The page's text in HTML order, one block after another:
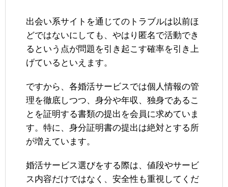
出会い系サイトを通じてのトラブルは以前ほ
どではないにしても、やはり匿名で活動でき
るという点が問題を引き起こす確率を引き上
げているといえます。
ですから、各婚活サービスでは個人情報の管
理を徹底しつつ、身分や年収、独身であるこ
とを証明する書類の提出を会員に求めていま
す。特に、身分証明書の提出は絶対とする所
が増えています。
婚活サービス選びをする際は、値段やサービ
ス内容だけではなく、安全性も重視してくだ